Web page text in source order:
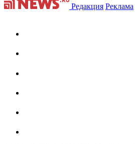
Редакция Реклама